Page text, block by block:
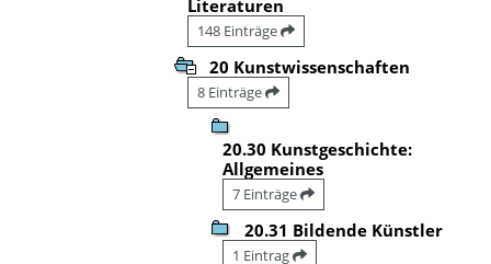
Literaturen
148 Einträge
20 Kunstwissenschaften
8 Einträge
20.30 Kunstgeschichte:
Allgemeines
7 Einträge
20.31 Bildende Künstler
1 Eintrag